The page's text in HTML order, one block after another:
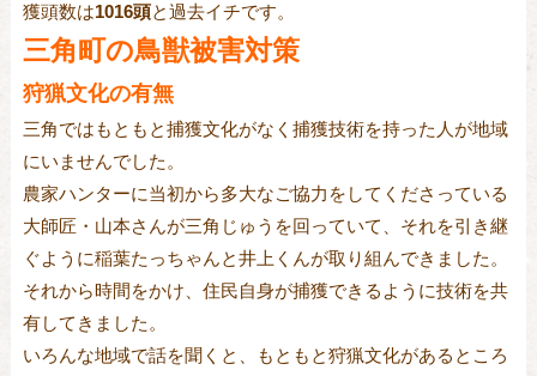
獲頭数は1016頭と過去イチです。
三角町の鳥獣被害対策
狩猟文化の有無
三角ではもともと捕獲文化がなく捕獲技術を持った人が地域
にいませんでした。
農家ハンターに当初から多大なご協力をしてくださっている
大師匠・山本さんが三角じゅうを回っていて、それを引き継
ぐように稲葉たっちゃんと井上くんが取り組んできました。
それから時間をかけ、住民自身が捕獲できるように技術を共
有してきました。
いろんな地域で話を聞くと、もともと狩猟文化があるところ